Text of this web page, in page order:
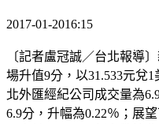
2017-01-2016:15
〔記者盧冠誠／台北報導
場升值9分，以31.533元兌
北外匯經紀公司成交量為
6.9分，升幅為0.22％；展